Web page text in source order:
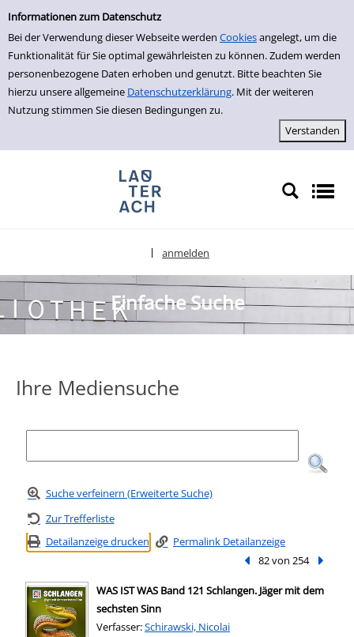
Einfache Suche
Informationen zum Datenschutz
Bei der Verwendung dieser Webseite werden Cookiesangelegt, um die
Funktionalität für Sie optimal gewährleisten zu können. Zudem werden
personenbezogene Daten erhoben und genutzt. Bitte beachten Sie
hierzu unsere allgemeine Datenschutzerklärung. Mit der weiteren
Nutzung stimmen Sie diesen Bedingungen zu.
zur Navigation springen
zum Inhalt springen
Zur Detailanzeige springen
anmelden
Einfache Suche
Ihre Mediensuche
Suche verfeinern (Erweiterte Suche)
Zur Trefferliste
Detailanzeige drucken
Permalink Detailanzeige
Vorheriger Treffer
82 von 254
WAS IST WAS Band 121 Schlangen. Jäger mit dem
sechsten Sinn
Verfasser:Suche nach diesem Verfasser
Schirawski, Nicolai